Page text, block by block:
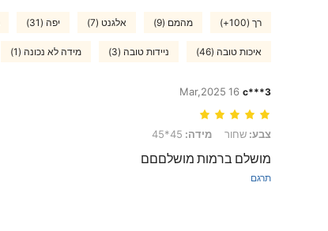
רך (100+) מהמם (9) אלגנט (7) יפה (31)
איכות טובה (46) ניידות טובה (3) מידה לא נכונה (1)
c***3
16 Mar,2025
צבע: שחור, מידה: 45*45
צבע: שחור מידה:
מושלם ברמות מושלםםם
תרגם